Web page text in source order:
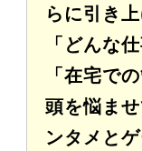
らに引き
「どんな
「在宅で
頭を悩ま
ンタメと